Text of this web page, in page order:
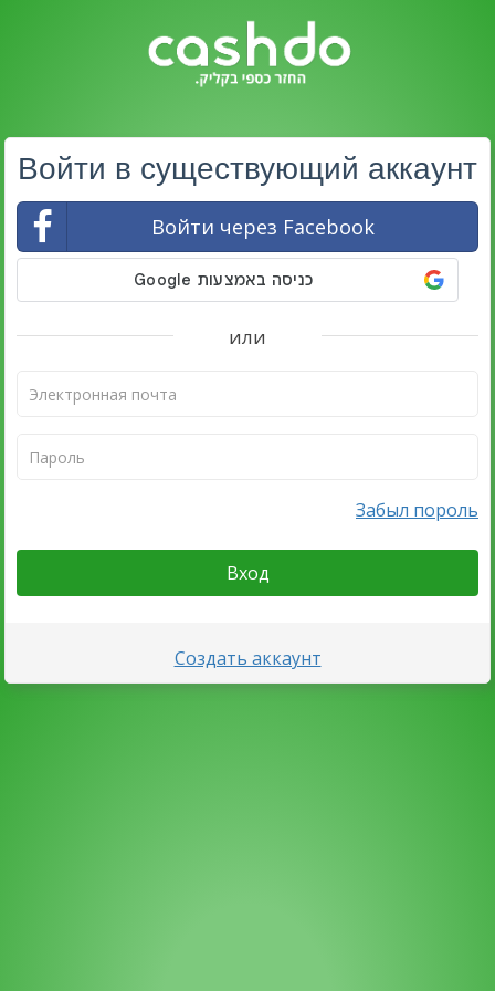
Войти в существующий аккаунт
Войти через Facebook
или
Забыл пороль
Вход
Создать аккаунт